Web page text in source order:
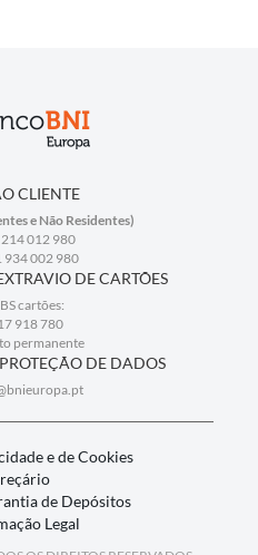
CLIENTE
e Não Residentes)
012 980
934 002 980
DE CARTÕES
cartões:
918 780
permanente
DE DADOS
e de Cookies
de Depósitos
Legal